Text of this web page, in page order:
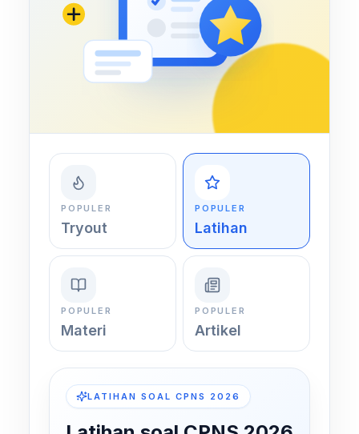
POPULER
Tryout
POPULER
Latihan
POPULER
Materi
POPULER
Artikel
LATIHAN SOAL CPNS 2026